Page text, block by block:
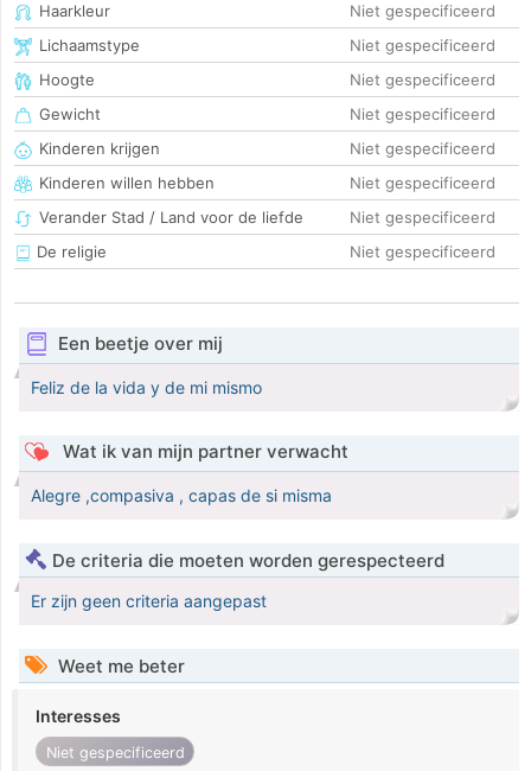
Haarkleur
Niet gespecificeerd
Lichaamstype
Niet gespecificeerd
Hoogte
Niet gespecificeerd
Gewicht
Niet gespecificeerd
Kinderen krijgen
Niet gespecificeerd
Kinderen willen hebben
Niet gespecificeerd
Verander Stad / Land voor de liefde
Niet gespecificeerd
De religie
Niet gespecificeerd
Een beetje over mij
Feliz de la vida y de mi mismo
Wat ik van mijn partner verwacht
Alegre ,compasiva , capas de si misma
De criteria die moeten worden gerespecteerd
Er zijn geen criteria aangepast
Weet me beter
Interesses
Niet gespecificeerd